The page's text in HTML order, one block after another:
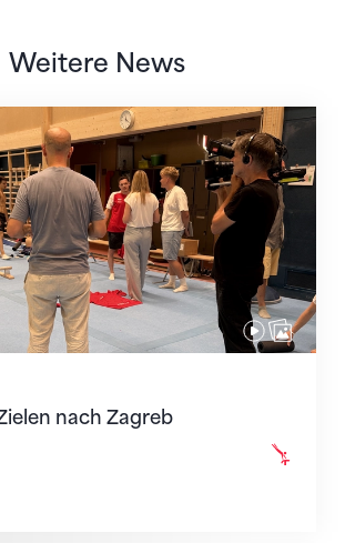
Weitere News
nach Zagreb
nach Zagreb